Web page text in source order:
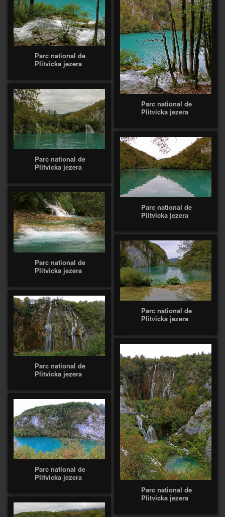
Parc national de
Plitvicka jezera
Parc national de
Plitvicka jezera
Parc national de
Plitvicka jezera
Parc national de
Plitvicka jezera
Parc national de
Plitvicka jezera
Parc national de
Plitvicka jezera
Parc national de
Plitvicka jezera
Parc national de
Plitvicka jezera
Parc national de
Plitvicka jezera